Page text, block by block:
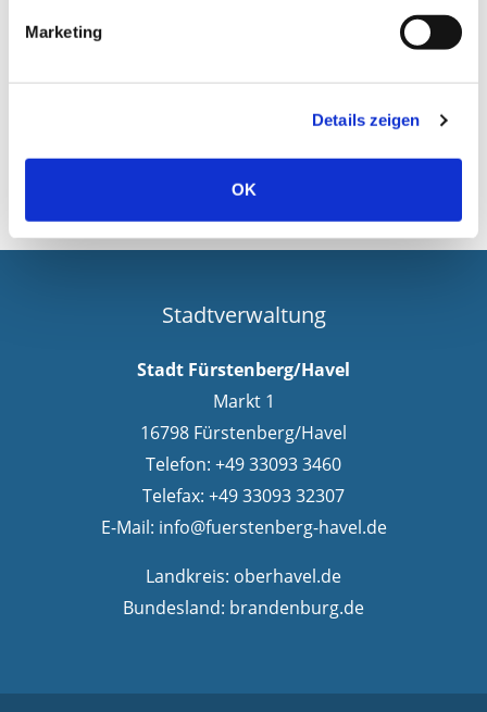
Marketing
Details zeigen
OK
Stadtverwaltung
Stadt Fürstenberg/Havel
Markt 1
16798 Fürstenberg/Havel
Telefon: +49 33093 3460
Telefax: +49 33093 32307
E-Mail: info@fuerstenberg-havel.de
Landkreis: oberhavel.de
Bundesland: brandenburg.de